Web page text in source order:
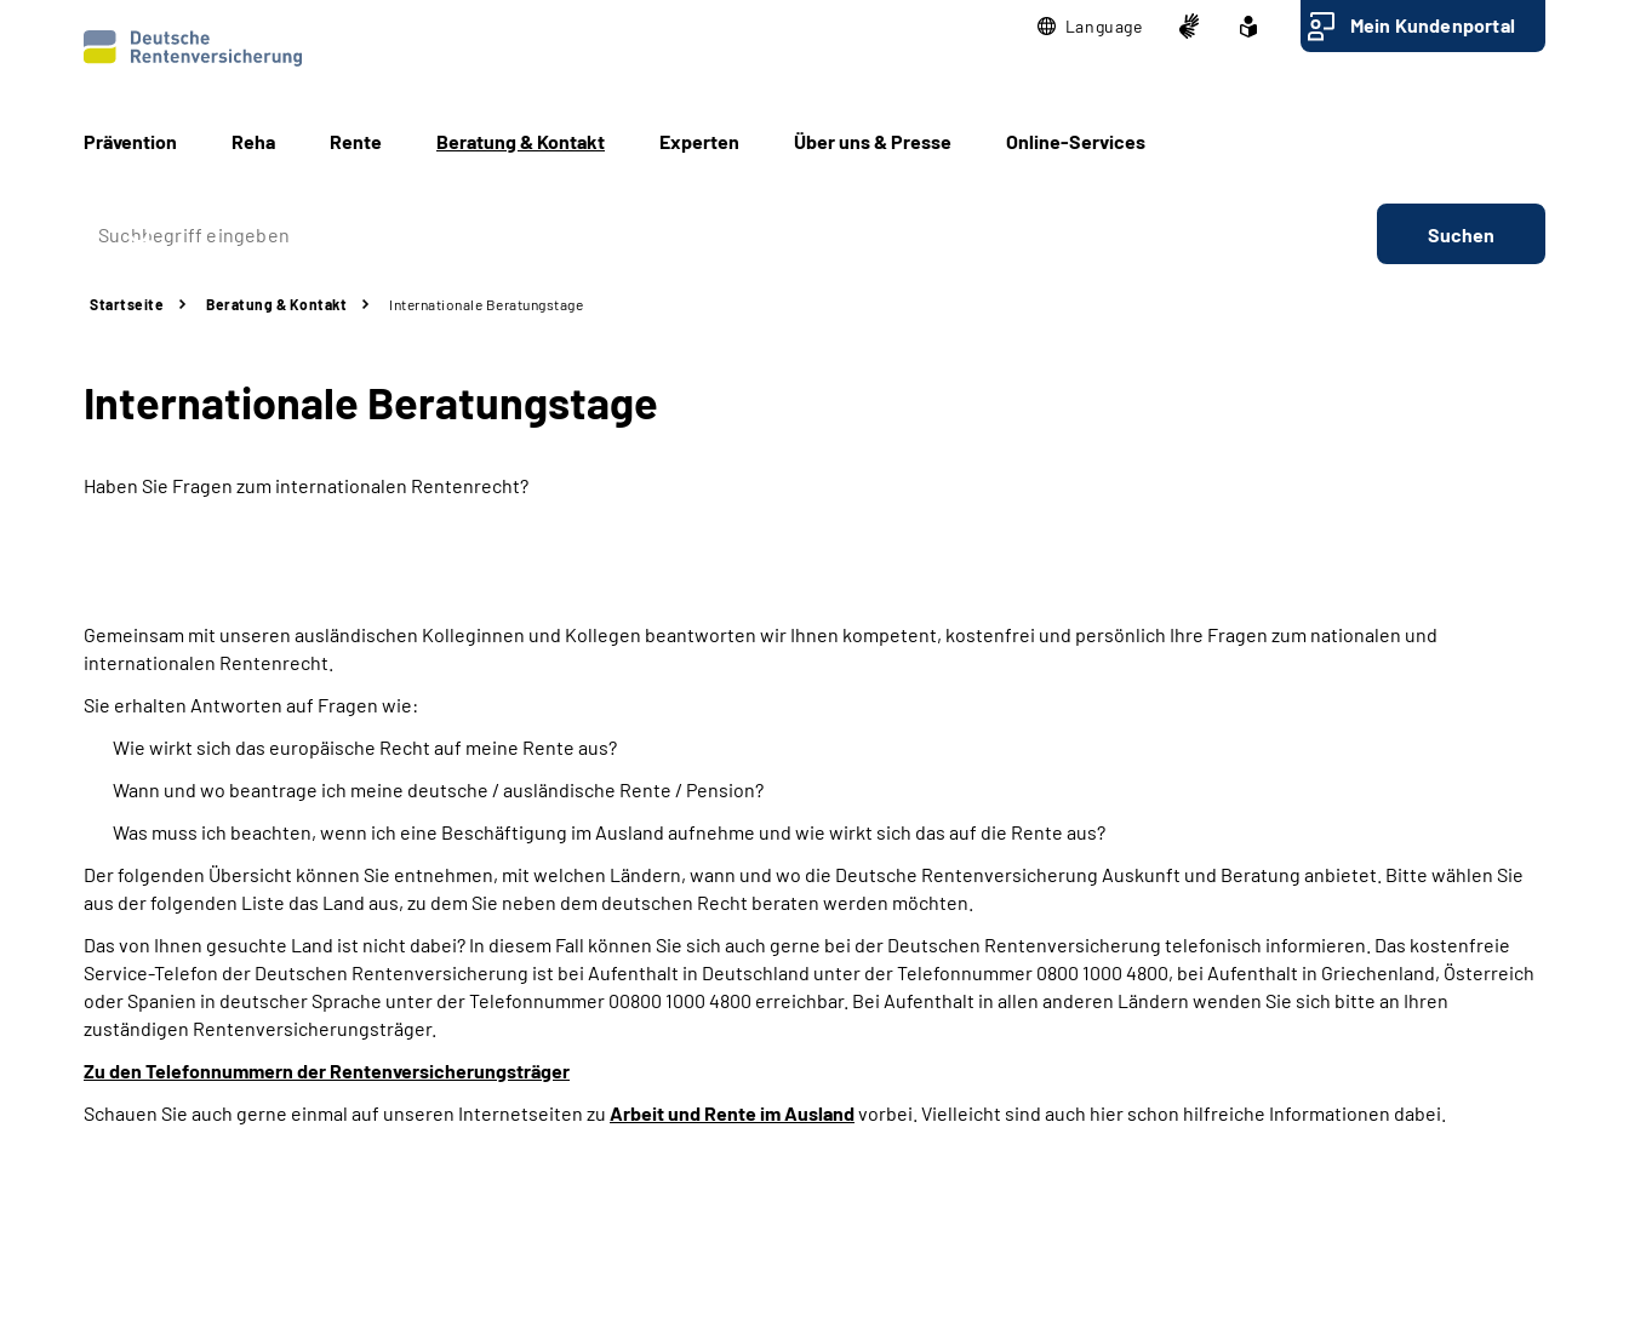
Language Mein Kundenportal
Prävention Reha Rente Beratung & Kontakt Experten Über uns & Presse Online-Services
Suchen
Startseite Beratung & Kontakt Internationale Beratungstage
Internationale Beratungstage
Haben Sie Fragen zum internationalen Rentenrecht?
Gemeinsam mit unseren ausländischen Kolleginnen und Kollegen beantworten wir Ihnen kompetent, kostenfrei und persönlich Ihre Fragen zum nationalen und
internationalen Rentenrecht.
Sie erhalten Antworten auf Fragen wie:
Wie wirkt sich das europäische Recht auf meine Rente aus?
Wann und wo beantrage ich meine deutsche / ausländische Rente / Pension?
Was muss ich beachten, wenn ich eine Beschäftigung im Ausland aufnehme und wie wirkt sich das auf die Rente aus?
Der folgenden Übersicht können Sie entnehmen, mit welchen Ländern, wann und wo die Deutsche Rentenversicherung Auskunft und Beratung anbietet. Bitte wählen Sie
aus der folgenden Liste das Land aus, zu dem Sie neben dem deutschen Recht beraten werden möchten.
Das von Ihnen gesuchte Land ist nicht dabei? In diesem Fall können Sie sich auch gerne bei der Deutschen Rentenversicherung telefonisch informieren. Das kostenfreie
Service-Telefon der Deutschen Rentenversicherung ist bei Aufenthalt in Deutschland unter der Telefonnummer 0800 1000 4800, bei Aufenthalt in Griechenland, Österreich
oder Spanien in deutscher Sprache unter der Telefonnummer 00800 1000 4800 erreichbar. Bei Aufenthalt in allen anderen Ländern wenden Sie sich bitte an Ihren
zuständigen Rentenversicherungsträger.
Zu den Telefonnummern der Rentenversicherungsträger
Schauen Sie auch gerne einmal auf unseren Internetseiten zu Arbeit und Rente im Auslandvorbei. Vielleicht sind auch hier schon hilfreiche Informationen dabei.